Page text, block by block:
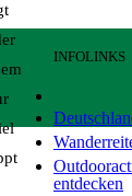
INFOLINKS
entdecken